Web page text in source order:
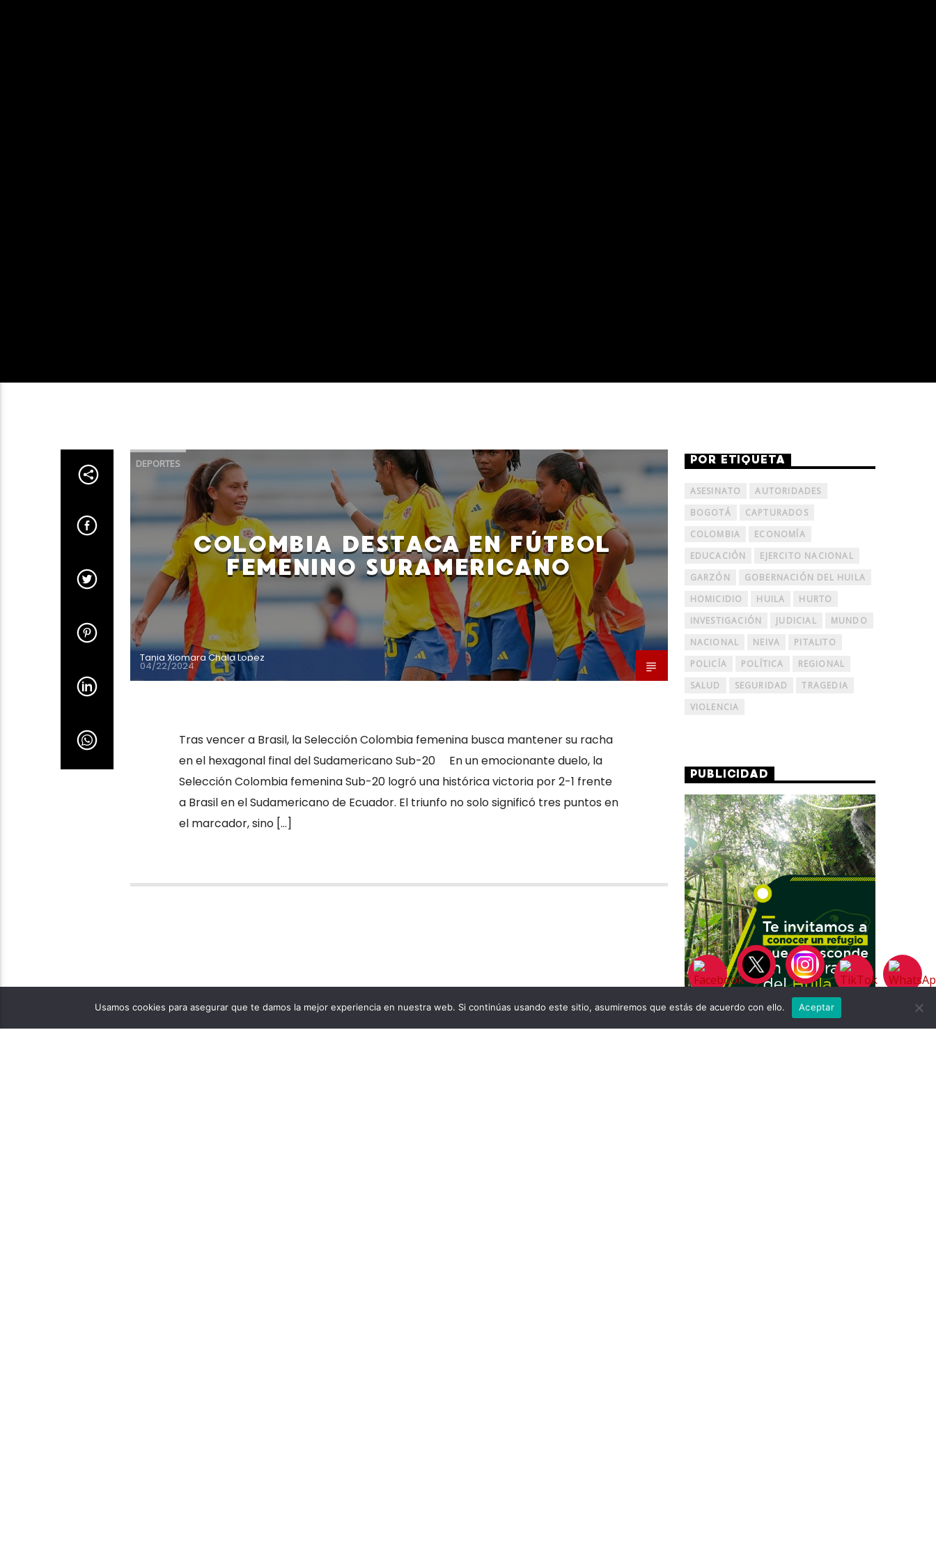
DEPORTES
COLOMBIA DESTACA EN FÚTBOL
FEMENINO SURAMERICANO
Tania Xiomara Chala Lopez
04/22/2024
Tras vencer a Brasil, la Selección Colombia femenina busca mantener su racha
en el hexagonal final del Sudamericano Sub-20 En un emocionante duelo, la
Selección Colombia femenina Sub-20 logró una histórica victoria por 2-1 frente
a Brasil en el Sudamericano de Ecuador. El triunfo no solo significó tres puntos en
el marcador, sino […]
POR ETIQUETA
ASESINATO
AUTORIDADES
BOGOTÁ
CAPTURADOS
COLOMBIA
ECONOMÍA
EDUCACIÓN
EJERCITO NACIONAL
GARZÓN
GOBERNACIÓN DEL HUILA
HOMICIDIO
HUILA
HURTO
INVESTIGACIÓN
JUDICIAL
MUNDO
NACIONAL
NEIVA
PITALITO
POLICÍA
POLÍTICA
REGIONAL
SALUD
SEGURIDAD
TRAGEDIA
VIOLENCIA
PUBLICIDAD
Usamos cookies para asegurar que te damos la mejor experiencia en nuestra web. Si continúas usando este sitio, asumiremos que estás de acuerdo con ello. Aceptar